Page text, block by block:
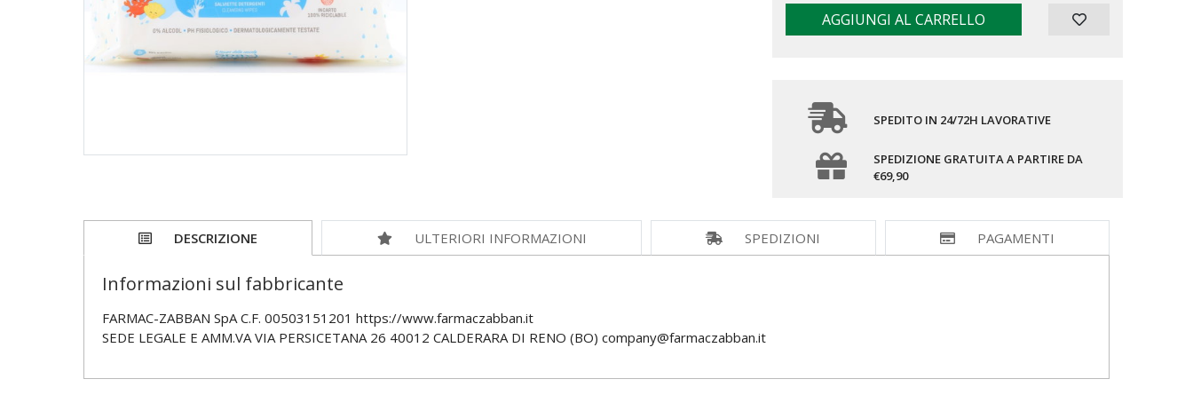
AGGIUNGI AL CARRELLO
SPEDITO IN 24/72H LAVORATIVE
SPEDIZIONE GRATUITA A PARTIRE DA
€69,90
DESCRIZIONE ULTERIORI INFORMAZIONI SPEDIZIONI PAGAMENTI
Informazioni sul fabbricante
FARMAC-ZABBAN SpA C.F. 00503151201 https://www.farmaczabban.it
SEDE LEGALE E AMM.VA VIA PERSICETANA 26 40012 CALDERARA DI RENO (BO) company@farmaczabban.it